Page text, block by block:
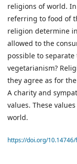
religions of world.
referring to food of
religion determine
allowed to the
possible to
vegetarianism?
they agree as for
A charity and
values. These
world.
https://doi.org/